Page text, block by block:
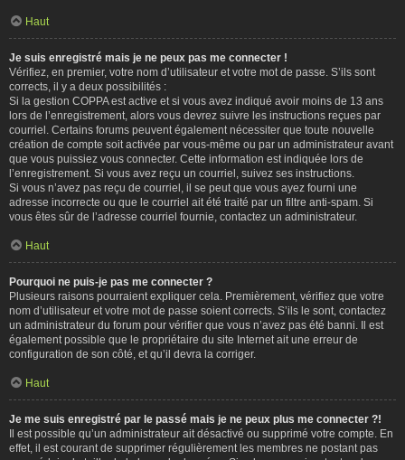
Haut
Je suis enregistré mais je ne peux pas me connecter !
Vérifiez, en premier, votre nom d’utilisateur et votre mot de passe. S’ils sont
corrects, il y a deux possibilités :
Si la gestion COPPA est active et si vous avez indiqué avoir moins de 13 ans
lors de l’enregistrement, alors vous devrez suivre les instructions reçues par
courriel. Certains forums peuvent également nécessiter que toute nouvelle
création de compte soit activée par vous-même ou par un administrateur avant
que vous puissiez vous connecter. Cette information est indiquée lors de
l’enregistrement. Si vous avez reçu un courriel, suivez ses instructions.
Si vous n’avez pas reçu de courriel, il se peut que vous ayez fourni une
adresse incorrecte ou que le courriel ait été traité par un filtre anti-spam. Si
vous êtes sûr de l’adresse courriel fournie, contactez un administrateur.
Haut
Pourquoi ne puis-je pas me connecter ?
Plusieurs raisons pourraient expliquer cela. Premièrement, vérifiez que votre
nom d’utilisateur et votre mot de passe soient corrects. S’ils le sont, contactez
un administrateur du forum pour vérifier que vous n’avez pas été banni. Il est
également possible que le propriétaire du site Internet ait une erreur de
configuration de son côté, et qu’il devra la corriger.
Haut
Je me suis enregistré par le passé mais je ne peux plus me connecter ?!
Il est possible qu’un administrateur ait désactivé ou supprimé votre compte. En
effet, il est courant de supprimer régulièrement les membres ne postant pas